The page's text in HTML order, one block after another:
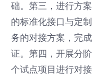
础。第三，进行方
的标准化接口与定
务的对接方案，完
证。第四，开展分
个试点项目进行对